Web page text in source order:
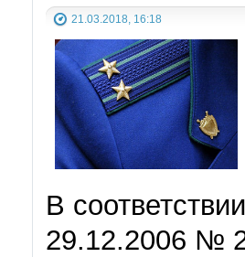
21.03.2018, 16:18
В
29.12.2006 №